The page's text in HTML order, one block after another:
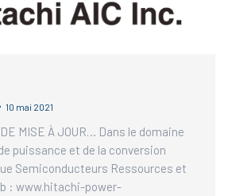
10 mai 2021
DE MISE À JOUR… Dans le domaine
puissance et de la conversion
Semiconducteurs Ressources et
: www.hitachi-power-